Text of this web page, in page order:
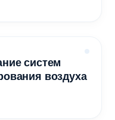
систем
воздуха